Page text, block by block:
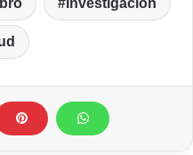
Investigación